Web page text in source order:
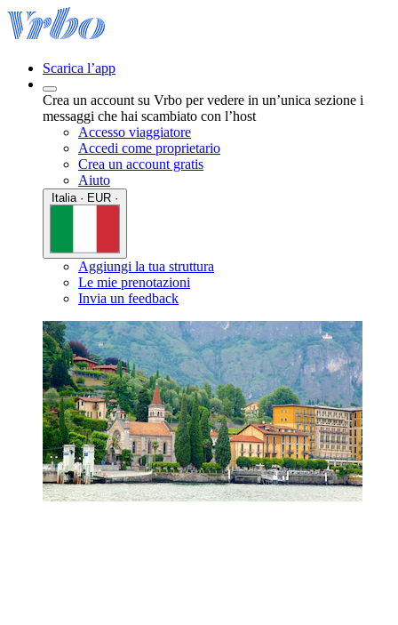
Scarica l’app
Crea un account su Vrbo per vedere in un’unica sezione i
messaggi che hai scambiato con l’host
Accesso viaggiatore
Accedi come proprietario
Crea un account gratis
Aiuto
Aggiungi la tua struttura
Le mie prenotazioni
Invia un feedback